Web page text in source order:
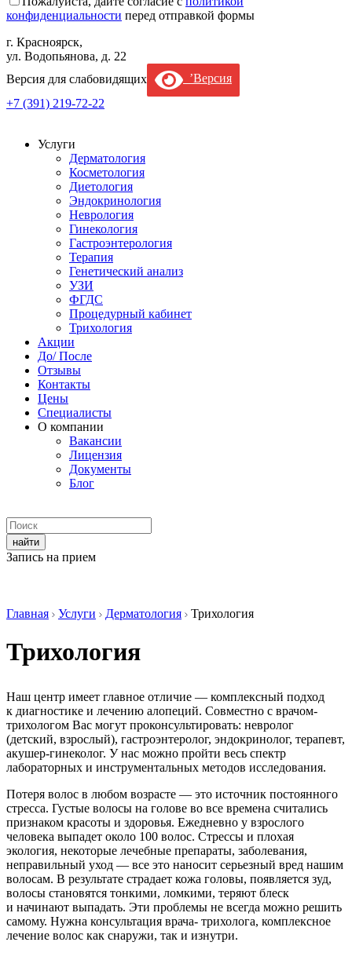
конфиденциальности перед отправкой формы
г. Красноярск,
ул. Водопьянова, д. 22
Версия для слабовидящих
’Версия
+7 (391) 219-72-22
Услуги
Дерматология
Косметология
Диетология
Эндокринология
Неврология
Гинекология
Гастроэнтерология
Терапия
Генетический анализ
УЗИ
ФГДС
Процедурный кабинет
Трихология
Акции
До/ После
Отзывы
Контакты
Цены
Специалисты
О компании
Вакансии
Лицензия
Документы
Блог
Запись на прием
Главная Услуги Дерматология Трихология
Трихология
Наш центр имеет главное отличие — комплексный подход
к диагностике и лечению алопеций. Совместно с врачом-
трихологом Вас могут проконсультировать: невролог
(детский, взрослый), гастроэнтеролог, эндокринолог, терапевт,
акушер-гинеколог. У нас можно пройти весь спектр
лабораторных и инструментальных методов исследования.
Потеря волос в любом возрасте — это источник постоянного
стресса. Густые волосы на голове во все времена считались
признаком красоты и здоровья. Ежедневно у взрослого
человека выпадет около 100 волос. Стрессы и плохая
экология, некоторые лечебные препараты, заболевания,
неправильный уход — все это наносит серьезный вред нашим
волосам. В результате страдает кожа головы, появляется зуд,
волосы становятся тонкими, ломкими, теряют блеск
и начинают выпадать. Эти проблемы не всегда можно решить
самому. Нужна консультация врача- трихолога, комплексное
лечение волос как снаружи, так и изнутри.